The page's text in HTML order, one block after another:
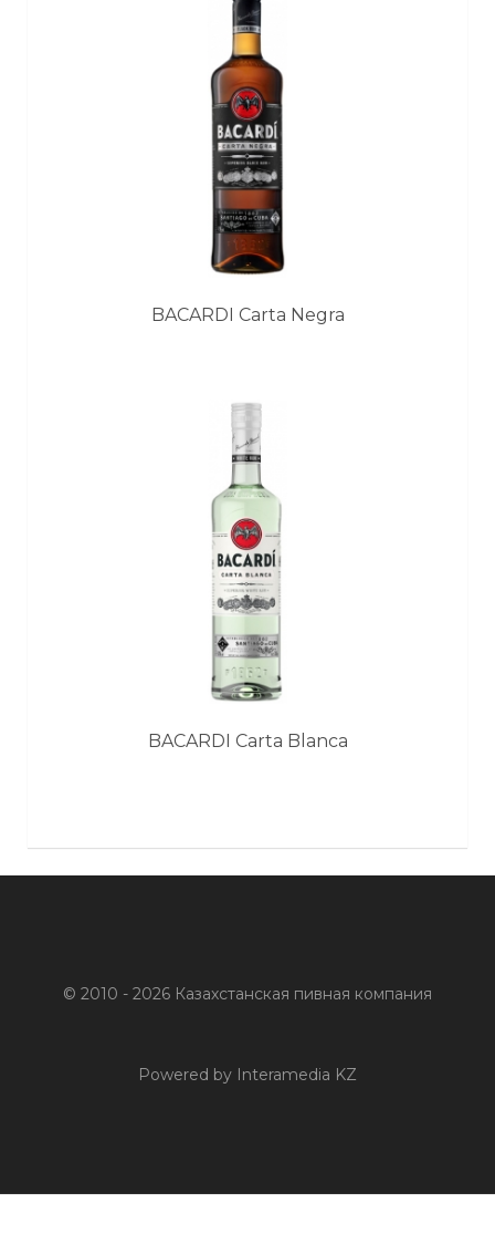
BACARDI Carta Negra
BACARDI Carta Blanca
© 2010 - 2026 Казахстанская пивная компания
Powered by Interamedia KZ